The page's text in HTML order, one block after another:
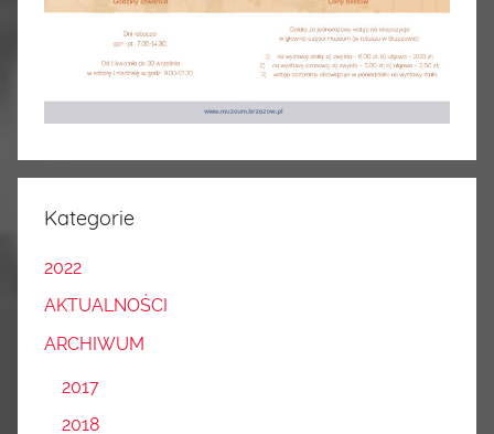
Kategorie
2022
AKTUALNOŚCI
ARCHIWUM
2017
2018